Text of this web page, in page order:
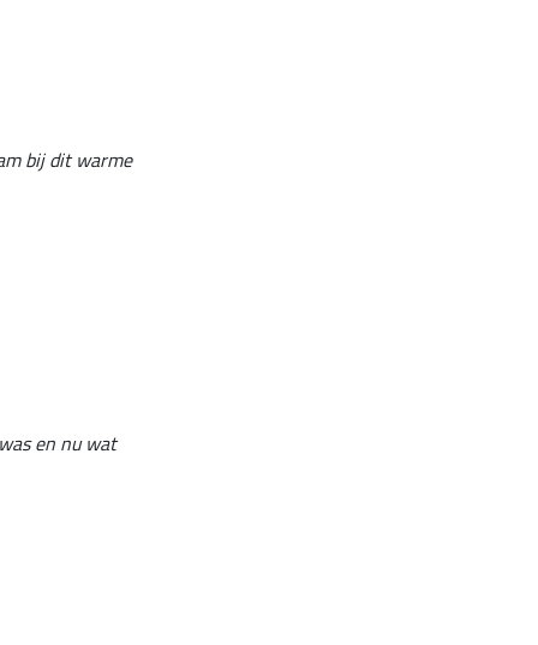
bij dit warme
en nu wat